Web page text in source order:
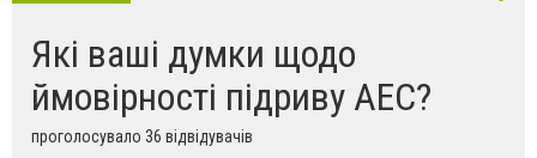
Які ваші думки щодо
ймовірності підриву АЕС?
проголосувало 36 відвідувачів